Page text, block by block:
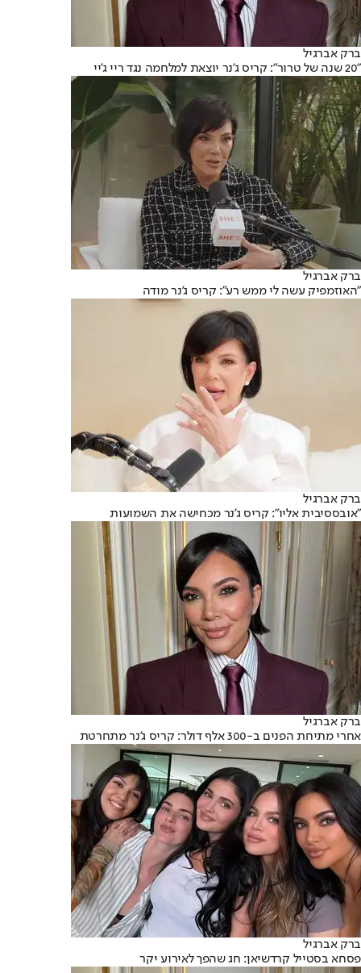
ברק אברגיל
"20 שנה של טרור": קריס ג'נר יוצאת למלחמה נגד ריי ג'יי
ברק אברגיל
"האוזמפיק עשה לי ממש רע": קריס ג'נר מודה
ברק אברגיל
"אובססיבית אליו": קריס ג'נר מכחישה את השמועות
ברק אברגיל
אחרי מתיחת הפנים ב-300 אלף דולר: קריס ג'נר מתחרטת
ברק אברגיל
פסחא בסטייל קרדשיאן: חג שהפך לאירוע יקר